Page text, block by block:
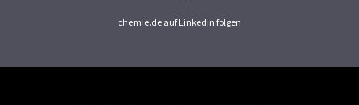
chemie.de auf LinkedIn folgen